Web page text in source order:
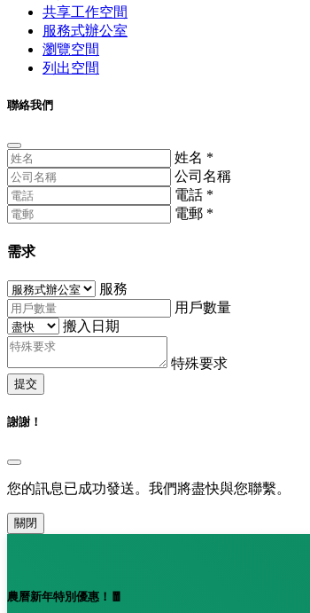
共享工作空間
服務式辦公室
瀏覽空間
列出空間
聯絡我們
姓名 *
公司名稱
電話 *
電郵 *
需求
服務
用戶數量
搬入日期
特殊要求
提交
謝謝！
您的訊息已成功發送。我們將盡快與您聯繫。
關閉
農曆新年特別優惠！🧧